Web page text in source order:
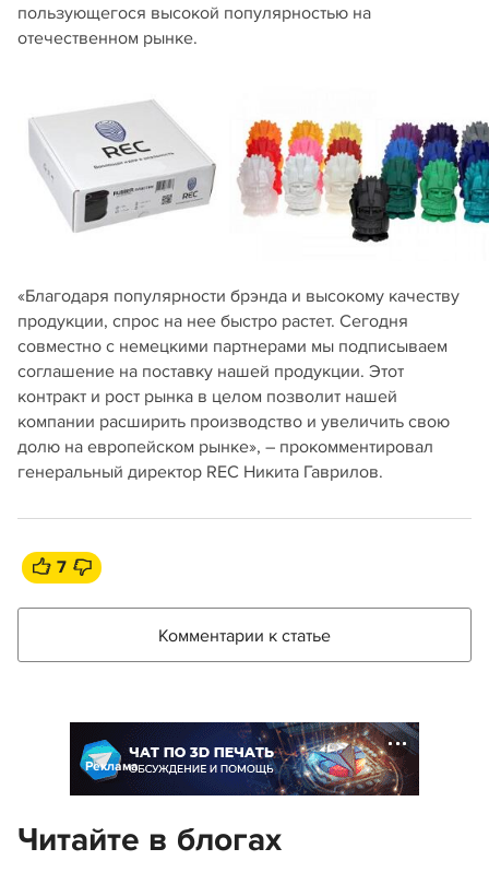
пользующегося высокой популярностью на
отечественном рынке.
«Благодаря популярности брэнда и высокому качеству
продукции, спрос на нее быстро растет. Сегодня
совместно с немецкими партнерами мы подписываем
соглашение на поставку нашей продукции. Этот
контракт и рост рынка в целом позволит нашей
компании расширить производство и увеличить свою
долю на европейском рынке», – прокомментировал
генеральный директор REC Никита Гаврилов.
7
Комментарии к статье
Реклама
Читайте в блогах